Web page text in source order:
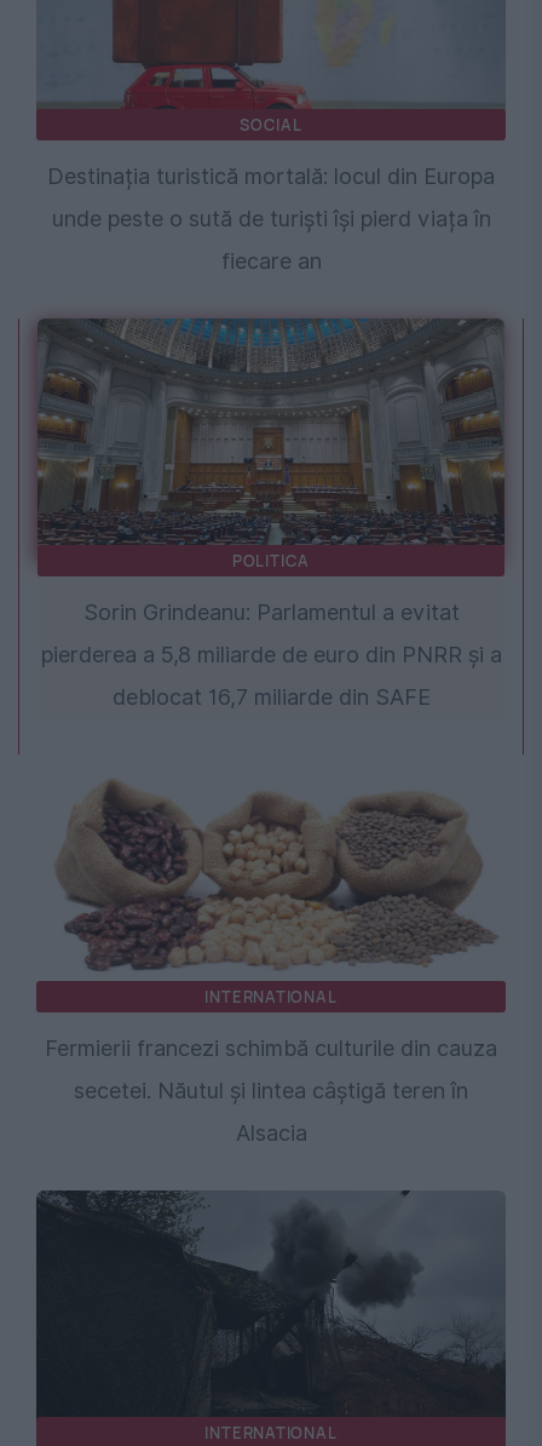
SOCIAL
Destinația turistică mortală: locul din Europa
unde peste o sută de turiști își pierd viața în
fiecare an
POLITICA
Sorin Grindeanu: Parlamentul a evitat
pierderea a 5,8 miliarde de euro din PNRR și a
deblocat 16,7 miliarde din SAFE
INTERNATIONAL
Fermierii francezi schimbă culturile din cauza
secetei. Năutul și lintea câștigă teren în
Alsacia
INTERNATIONAL